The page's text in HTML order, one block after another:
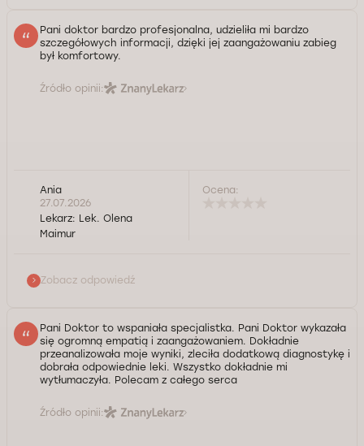
Pani doktor bardzo profesjonalna, udzieliła mi bardzo
szczegółowych informacji, dzięki jej zaangażowaniu zabieg
był komfortowy.
Źródło opinii:
Serdecznie dziękuję, Pani Anno!
Kontrola jakości świadczonych usług Doctorpro
Ania
27.07.2026
Lekarz: Lek. Olena
Maimur
Ocena:
Zobacz odpowiedź
Pani Doktor to wspaniała specjalistka. Pani Doktor wykazała
się ogromną empatią i zaangażowaniem. Dokładnie
przeanalizowała moje wyniki, zleciła dodatkową diagnostykę i
dobrała odpowiednie leki. Wszystko dokładnie mi
wytłumaczyła. Polecam z całego serca
Źródło opinii: